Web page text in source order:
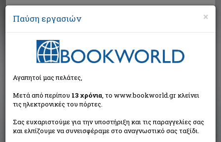
Αναζήτηση
Αποτελέσματα αναζήτησης
Συγγραφέας: Στεφανάκις Γιάννης Δ. (5 βιβλία)
Ταξινόμηση ανά:
×
Παύση εργασιών
Αγαπητοί μας πελάτες,
Μετά από περίπου 13 χρόνια, το www.bookworld.gr κλείνει
τις ηλεκτρονικές του πόρτες.
Σας ευχαριστούμε για την υποστήριξη και τις παραγγελίες σας
και ελπίζουμε να συνεισφέραμε στο αναγνωστικό σας ταξίδι.